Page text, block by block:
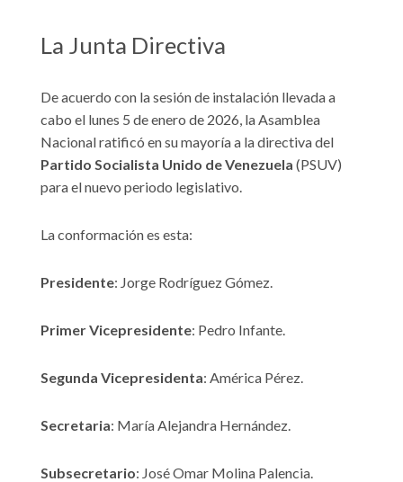
La Junta Directiva
De acuerdo con la sesión de instalación llevada a
cabo el lunes 5 de enero de 2026, la Asamblea
Nacional ratificó en su mayoría a la directiva del
Partido Socialista Unido de Venezuela (PSUV)
para el nuevo periodo legislativo.
La conformación es esta:
Presidente: Jorge Rodríguez Gómez.
Primer Vicepresidente: Pedro Infante.
Segunda Vicepresidenta: América Pérez.
Secretaria: María Alejandra Hernández.
Subsecretario: José Omar Molina Palencia.